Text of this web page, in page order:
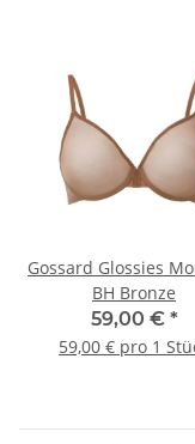
Gossard Glossies
BH Bronze
59,00 € *
59,00 € pro 1